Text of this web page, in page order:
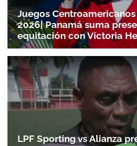
Juegos
2026| Panamá suma
equitación con Victoria
LPF Sporting vs Alianza